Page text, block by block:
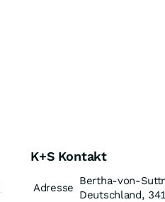
K+S Kontakt
Adresse
Bertha-von-
Deutschland,